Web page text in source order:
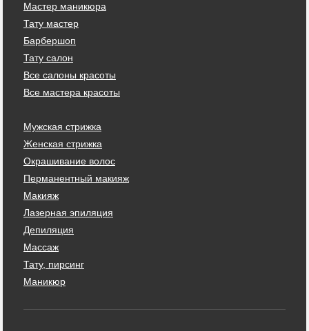
Мастер маникюра
Тату мастер
Барбершоп
Тату салон
Все салоны красоты
Все мастера красоты
Мужская стрижка
Женская стрижка
Окрашивание волос
Перманентный макияж
Макияж
Лазерная эпиляция
Депиляция
Массаж
Тату, пирсинг
Маникюр